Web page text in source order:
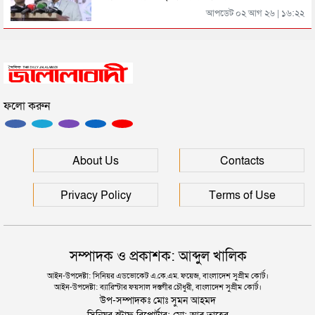
ইউনূসকে সঙ্গে নিয়ে জুলাই স্মৃতি জাদুঘর উদ্বোধন করলেন
প্রধানমন্ত্রী
দুই তরুণীকে তুলে নিয়ে ধর্ষণ, ৬ যুবককে যে শাস্তি দিলে
আদালত
আপডেট ০২ আগ ২৬ | ১৬:২২
ফলো করুন
About Us Contacts
Privacy Policy Terms of Use
সম্পাদক ও প্রকাশক: আব্দুল খালিক
আইন-উপদেষ্টা: সিনিয়র এডভোকেট এ.কে.এম. ফয়েজ, বাংলাদেশ সুপ্রীম কোর্ট।
আইন-উপদেষ্টা: ব্যারিস্টার ফয়সাল দস্তগীর চৌধুরী, বাংলাদেশ সুপ্রীম কোর্ট।
উপ-সম্পাদকঃ মোঃ সুমন আহমদ